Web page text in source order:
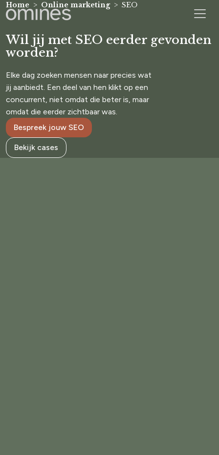
Home Online marketing SEO
Wil jij met SEO eerder gevonden
worden?
Elke dag zoeken mensen naar precies wat
jij aanbiedt. Een deel van hen klikt op een
concurrent, niet omdat die beter is, maar
omdat die eerder zichtbaar was.
Bespreek jouw SEO
Bekijk cases